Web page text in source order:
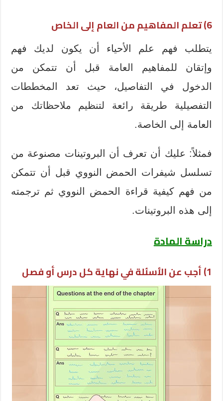
6) تعلم المفاهيم من العام إلى الخاص
يتطلب فهم علم الأحياء أن يكون لديك فهم
وإتقان للمفاهيم العامة قبل أن تتمكن من
الدخول في التفاصيل، حيث تعد المخططات
التفصيلية طريقة رائعة لتنظيم ملاحظاتك من
العامة إلى الخاصة.
فمثلاً: عليك أن تعرف أن البروتينات مصنوعة من
تسلسل شيفرات الحمض النووي قبل أن تتمكن
من فهم كيفية قراءة الحمض النووي ثم ترجمته
إلى هذه البروتينات.
دراسة المادة
1) أجب عن الأسئلة في نهاية كل درس أو فصل